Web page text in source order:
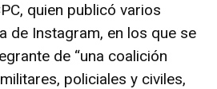
quien publicó varios
de Instagram, en los que se
de “una coalición
policiales y civiles,